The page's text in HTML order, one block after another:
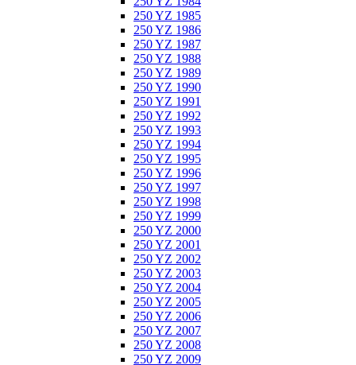
250 YZ 1985
250 YZ 1986
250 YZ 1987
250 YZ 1988
250 YZ 1989
250 YZ 1990
250 YZ 1991
250 YZ 1992
250 YZ 1993
250 YZ 1994
250 YZ 1995
250 YZ 1996
250 YZ 1997
250 YZ 1998
250 YZ 1999
250 YZ 2000
250 YZ 2001
250 YZ 2002
250 YZ 2003
250 YZ 2004
250 YZ 2005
250 YZ 2006
250 YZ 2007
250 YZ 2008
250 YZ 2009